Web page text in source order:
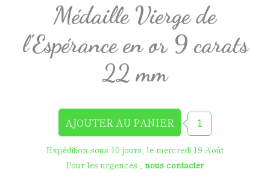
Médaille Vierge de
l'Espérance en or 9 carats
22 mm
Expédition sous 10 jours, le mercredi 19 Août
Pour les urgences , nous contacter